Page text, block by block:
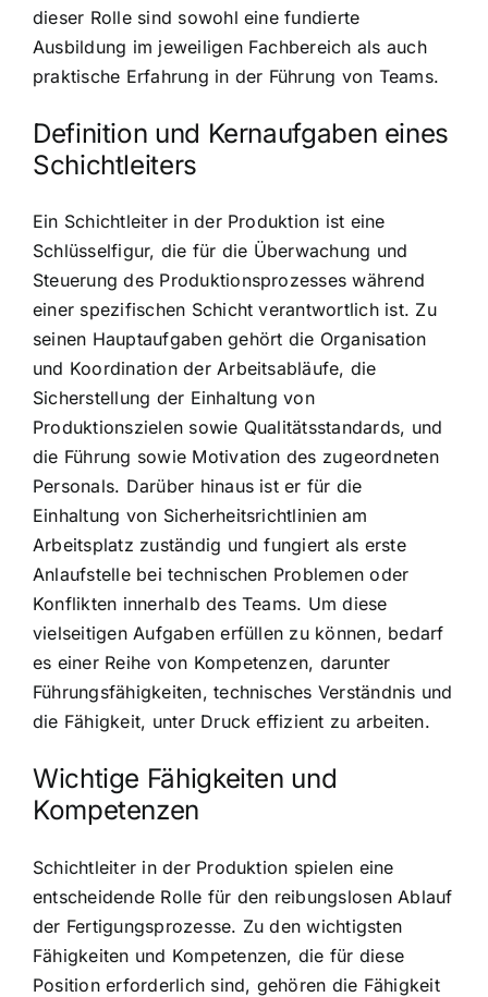
dieser Rolle sind sowohl eine fundierte
Ausbildung im jeweiligen Fachbereich als auch
praktische Erfahrung in der Führung von Teams.
Definition und Kernaufgaben eines
Schichtleiters
Ein Schichtleiter in der Produktion ist eine
Schlüsselfigur, die für die Überwachung und
Steuerung des Produktionsprozesses während
einer spezifischen Schicht verantwortlich ist. Zu
seinen Hauptaufgaben gehört die Organisation
und Koordination der Arbeitsabläufe, die
Sicherstellung der Einhaltung von
Produktionszielen sowie Qualitätsstandards, und
die Führung sowie Motivation des zugeordneten
Personals. Darüber hinaus ist er für die
Einhaltung von Sicherheitsrichtlinien am
Arbeitsplatz zuständig und fungiert als erste
Anlaufstelle bei technischen Problemen oder
Konflikten innerhalb des Teams. Um diese
vielseitigen Aufgaben erfüllen zu können, bedarf
es einer Reihe von Kompetenzen, darunter
Führungsfähigkeiten, technisches Verständnis und
die Fähigkeit, unter Druck effizient zu arbeiten.
Wichtige Fähigkeiten und
Kompetenzen
Schichtleiter in der Produktion spielen eine
entscheidende Rolle für den reibungslosen Ablauf
der Fertigungsprozesse. Zu den wichtigsten
Fähigkeiten und Kompetenzen, die für diese
Position erforderlich sind, gehören die Fähigkeit